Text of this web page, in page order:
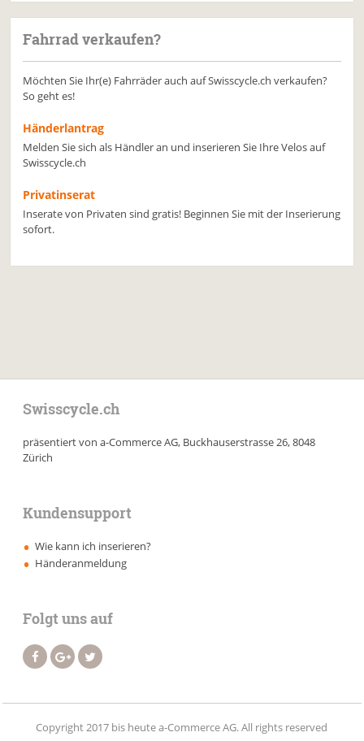
Fahrrad verkaufen?
Möchten Sie Ihr(e) Fahrräder auch auf Swisscycle.ch verkaufen?
So geht es!
Händerlantrag
Melden Sie sich als Händler an und inserieren Sie Ihre Velos auf
Swisscycle.ch
Privatinserat
Inserate von Privaten sind gratis! Beginnen Sie mit der Inserierung
sofort.
Swisscycle.ch
präsentiert von a-Commerce AG, Buckhauserstrasse 26, 8048
Zürich
Kundensupport
Wie kann ich inserieren?
Händeranmeldung
Folgt uns auf
Copyright 2017 bis heute a-Commerce AG. All rights reserved